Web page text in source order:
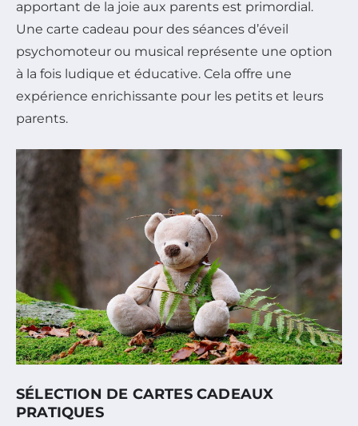
apportant de la joie aux parents est primordial.
Une carte cadeau pour des séances d’éveil
psychomoteur ou musical représente une option
à la fois ludique et éducative. Cela offre une
expérience enrichissante pour les petits et leurs
parents.
SÉLECTION DE CARTES CADEAUX
PRATIQUES